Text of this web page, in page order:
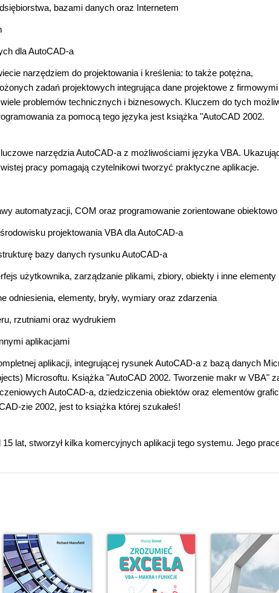
bazami danych oraz Internetem
dla AutoCAD-a
narzędziem do projektowania i kreślenia: to także potężna,
zadań projektowych integrująca dane projektowe z firmowymi
problemów technicznych i biznesowych. Kluczem do tych
za pomocą tego języka jest książka "AutoCAD 2002.
narzędzia AutoCAD-a z możliwościami języka VBA.
pracy pomagają czytelnikowi tworzyć praktyczne aplikacje.
automatyzacji, COM oraz programowanie zorientowane obiektowo
projektowania VBA dla AutoCAD-a
bazy danych rysunku AutoCAD-a
użytkownika, zarządzanie plikami, zbiory, obiekty i inne elementy
odniesienia, elementy, bryły, wymiary oraz zdarzenia
rzutniami oraz wydrukiem
aplikacjami
aplikacji, integrującej rysunek AutoCAD-a z bazą danych
Microsoftu. Książka "AutoCAD 2002. Tworzenie makr w VBA"
AutoCAD-a, dziedziczenia obiektów oraz elementów
zie 2002, jest to książka której szukałeś!
lat, stworzył kilka komercyjnych aplikacji tego systemu. Jego